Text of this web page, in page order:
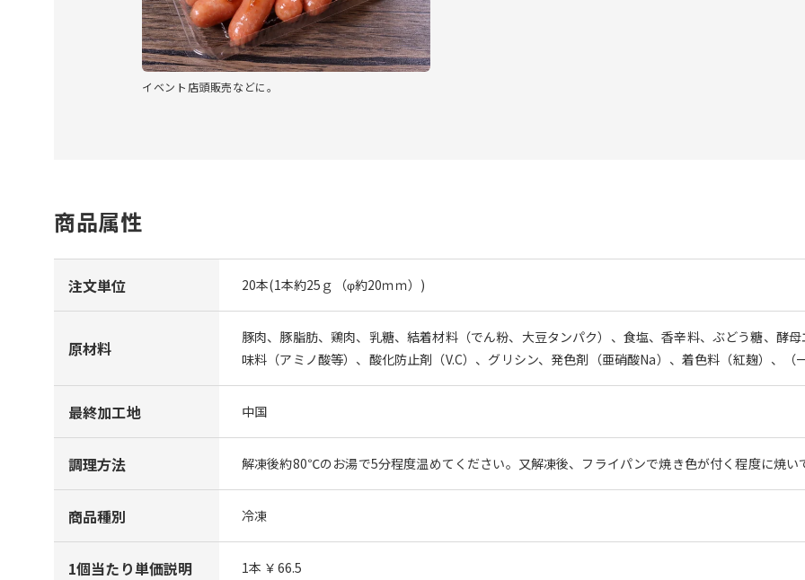
イベント店頭販売などに。
商品属性
注文単位 20本(1本約25ｇ（φ約20ｍｍ）)
原材料
豚肉、豚脂肪、鶏肉、乳糖、結着材料（でん粉、大豆タンパク）、食塩、香辛料、ぶどう糖、酵
味料（アミノ酸等）、酸化防止剤（V.C）、グリシン、発色剤（亜硝酸Na）、着色料（紅麹）、（
最終加工地 中国
調理方法 解凍後約80℃のお湯で5分程度温めてください。又解凍後、フライパンで焼き色が付く程度に焼い
商品種別 冷凍
1個当たり単価説明 1本 ￥66.5